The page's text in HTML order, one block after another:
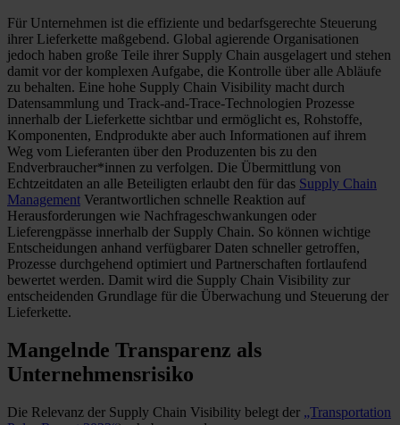
Für Unternehmen ist die effiziente und bedarfsgerechte Steuerung
ihrer Lieferkette maßgebend. Global agierende Organisationen
jedoch haben große Teile ihrer Supply Chain ausgelagert und stehen
damit vor der komplexen Aufgabe, die Kontrolle über alle Abläufe
zu behalten. Eine hohe Supply Chain Visibility macht durch
Datensammlung und Track-and-Trace-Technologien Prozesse
innerhalb der Lieferkette sichtbar und ermöglicht es, Rohstoffe,
Komponenten, Endprodukte aber auch Informationen auf ihrem
Weg vom Lieferanten über den Produzenten bis zu den
Endverbraucher*innen zu verfolgen. Die Übermittlung von
Echtzeitdaten an alle Beteiligten erlaubt den für das Supply Chain
Management Verantwortlichen schnelle Reaktion auf
Herausforderungen wie Nachfrageschwankungen oder
Lieferengpässe innerhalb der Supply Chain. So können wichtige
Entscheidungen anhand verfügbarer Daten schneller getroffen,
Prozesse durchgehend optimiert und Partnerschaften fortlaufend
bewertet werden. Damit wird die Supply Chain Visibility zur
entscheidenden Grundlage für die Überwachung und Steuerung der
Lieferkette.
Mangelnde Transparenz als
Unternehmensrisiko
Die Relevanz der Supply Chain Visibility belegt der „Transportation